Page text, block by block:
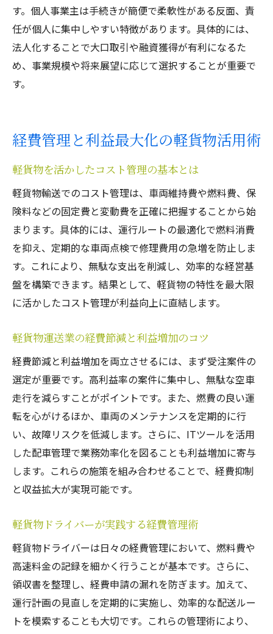
す。個人事業主は手続きが簡便で柔軟性がある反面、責
任が個人に集中しやすい特徴があります。具体的には、
法人化することで大口取引や融資獲得が有利になるた
め、事業規模や将来展望に応じて選択することが重要で
す。
経費管理と利益最大化の軽貨物活用術
軽貨物を活かしたコスト管理の基本とは
軽貨物輸送でのコスト管理は、車両維持費や燃料費、保
険料などの固定費と変動費を正確に把握することから始
まります。具体的には、運行ルートの最適化で燃料消費
を抑え、定期的な車両点検で修理費用の急増を防止しま
す。これにより、無駄な支出を削減し、効率的な経営基
盤を構築できます。結果として、軽貨物の特性を最大限
に活かしたコスト管理が利益向上に直結します。
軽貨物運送業の経費節減と利益増加のコツ
経費節減と利益増加を両立させるには、まず受注案件の
選定が重要です。高利益率の案件に集中し、無駄な空車
走行を減らすことがポイントです。また、燃費の良い運
転を心がけるほか、車両のメンテナンスを定期的に行
い、故障リスクを低減します。さらに、ITツールを活用
した配車管理で業務効率化を図ることも利益増加に寄与
します。これらの施策を組み合わせることで、経費抑制
と収益拡大が実現可能です。
軽貨物ドライバーが実践する経費管理術
軽貨物ドライバーは日々の経費管理において、燃料費や
高速料金の記録を細かく行うことが基本です。さらに、
領収書を整理し、経費申請の漏れを防ぎます。加えて、
運行計画の見直しを定期的に実施し、効率的な配送ルー
トを模索することも大切です。これらの管理術により、